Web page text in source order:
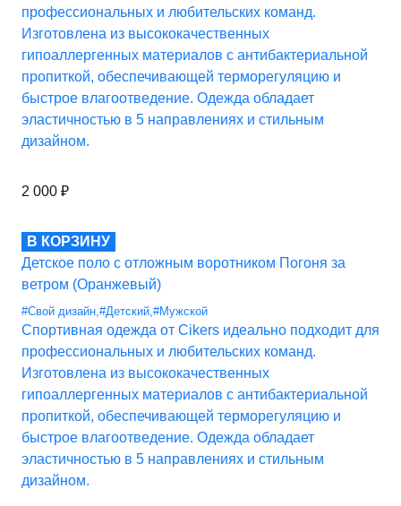
профессиональных и любительских команд.
Изготовлена из высококачественных
гипоаллергенных материалов с антибактериальной
пропиткой, обеспечивающей терморегуляцию и
быстрое влагоотведение. Одежда обладает
эластичностью в 5 направлениях и стильным
дизайном.
2 000 ₽
В КОРЗИНУ
Детское поло с отложным воротником Погоня за
ветром (Оранжевый)
#Свой дизайн,#Детский,#Мужской
Спортивная одежда от Cikers идеально подходит для
профессиональных и любительских команд.
Изготовлена из высококачественных
гипоаллергенных материалов с антибактериальной
пропиткой, обеспечивающей терморегуляцию и
быстрое влагоотведение. Одежда обладает
эластичностью в 5 направлениях и стильным
дизайном.